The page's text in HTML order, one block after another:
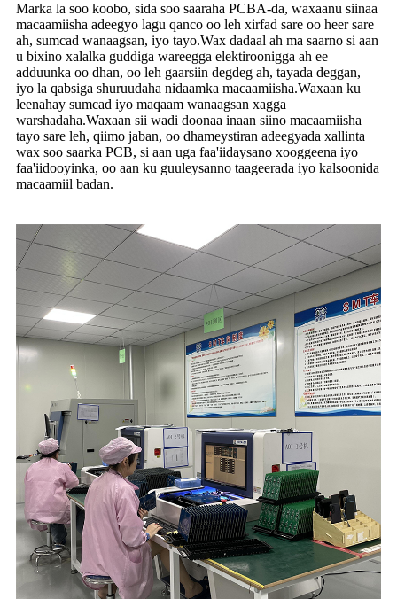
Marka la soo koobo, sida soo saaraha PCBA-da, waxaanu siinaa
macaamiisha adeegyo lagu qanco oo leh xirfad sare oo heer sare
ah, sumcad wanaagsan, iyo tayo.Wax dadaal ah ma saarno si aan
u bixino xalalka guddiga wareegga elektiroonigga ah ee
adduunka oo dhan, oo leh gaarsiin degdeg ah, tayada deggan,
iyo la qabsiga shuruudaha nidaamka macaamiisha.Waxaan ku
leenahay sumcad iyo maqaam wanaagsan xagga
warshadaha.Waxaan sii wadi doonaa inaan siino macaamiisha
tayo sare leh, qiimo jaban, oo dhameystiran adeegyada xallinta
wax soo saarka PCB, si aan uga faa'iidaysano xooggeena iyo
faa'iidooyinka, oo aan ku guuleysanno taageerada iyo kalsoonida
macaamiil badan.